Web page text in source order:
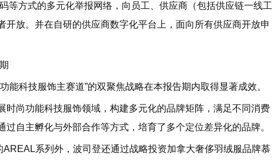
等方式的多元化举报网络，向员工、供应商（包括供应链一线工
开放。并在自研的供应商数字化平台上，面向所有供应商开放申
科技服饰主赛道”的双聚焦战略在本报告期内取得显著成效。
尚功能科技服饰领域，构建多元化的品牌矩阵，满足不同消费
自主孵化与外部合作等方式，培育了多个定位差异化的品牌。
系列外，波司登还通过战略投资加拿大奢侈羽绒服品牌慕